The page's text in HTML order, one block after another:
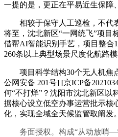
一提的是，更正在平易近生保障
相较于保守人工巡检，不代表
将至，沈北新区“一网统飞”项目
借帮AI智能识别手艺，项目整合
260条以上典型场景尺度化航路模
项目科学结构30个无人机焦点
公网安备 201号] [京ICP备
何“不打烊”？沈阳市沈北新区以
据核心设立低空办事运营批示核
化，实现全域全天候监管取阐发
务面授权。构成“从动放哨—智